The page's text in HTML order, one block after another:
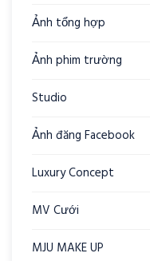
Ảnh tổng hợp
Ảnh phim trường
Studio
Ảnh đăng Facebook
Luxury Concept
MV Cưới
MJU MAKE UP